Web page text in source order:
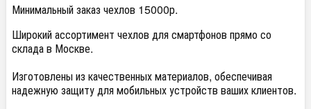
Минимальный заказ чехлов 15000р.
Широкий ассортимент чехлов для смартфонов прямо со
склада в Москве.
Изготовлены из качественных материалов, обеспечивая
надежную защиту для мобильных устройств ваших клиентов.